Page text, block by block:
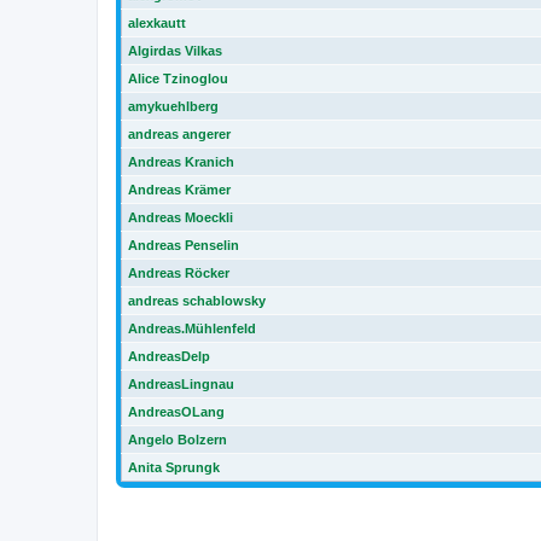
alexkautt
Algirdas Vilkas
Alice Tzinoglou
amykuehlberg
andreas angerer
Andreas Kranich
Andreas Krämer
Andreas Moeckli
Andreas Penselin
Andreas Röcker
andreas schablowsky
Andreas.Mühlenfeld
AndreasDelp
AndreasLingnau
AndreasOLang
Angelo Bolzern
Anita Sprungk